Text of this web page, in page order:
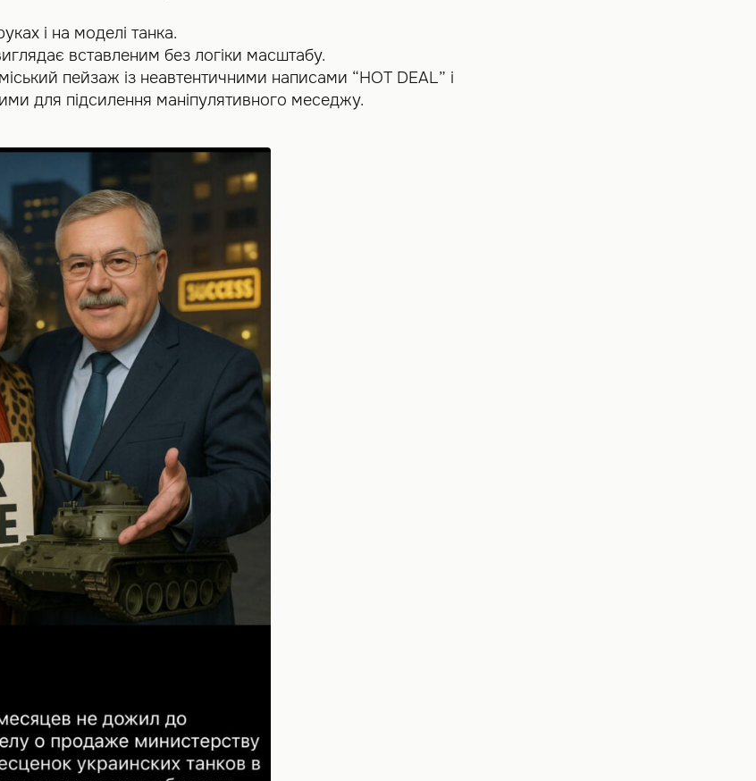
і на моделі танка.
вставленим без логіки масштабу.
пейзаж із неавтентичними написами “HOT DEAL” і
для підсилення маніпулятивного меседжу.